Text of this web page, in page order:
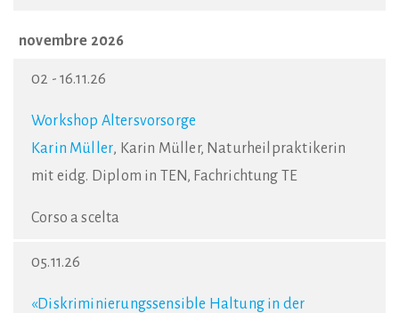
novembre 2026
02 - 16.11.26
Workshop Altersvorsorge
Karin Müller, Karin Müller, Naturheilpraktikerin
mit eidg. Diplom in TEN, Fachrichtung TE
Corso a scelta
05.11.26
«Diskriminierungssensible Haltung in der